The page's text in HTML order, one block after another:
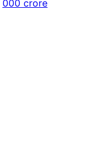
000 crore